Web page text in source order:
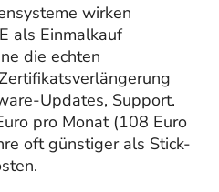
wirken
als Einmalkauf
die echten
Updates, Support.
pro Monat (108 Euro
oft günstiger als Stick-